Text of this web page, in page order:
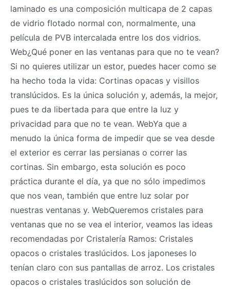
laminado es una composición multicapa de 2 capas
de vidrio flotado normal con, normalmente, una
película de PVB intercalada entre los dos vidrios.
Web¿Qué poner en las ventanas para que no te vean?
Si no quieres utilizar un estor, puedes hacer como se
ha hecho toda la vida: Cortinas opacas y visillos
translúcidos. Es la única solución y, además, la mejor,
pues te da libertada para que entre la luz y
privacidad para que no te vean. WebYa que a
menudo la única forma de impedir que se vea desde
el exterior es cerrar las persianas o correr las
cortinas. Sin embargo, esta solución es poco
práctica durante el día, ya que no sólo impedimos
que nos vean, también que entre luz solar por
nuestras ventanas y. WebQueremos cristales para
ventanas que no se vea el interior, veamos las ideas
recomendadas por Cristalería Ramos: Cristales
opacos o cristales traslúcidos. Los japoneses lo
tenían claro con sus pantallas de arroz. Los cristales
opacos o cristales traslúcidos son solución de